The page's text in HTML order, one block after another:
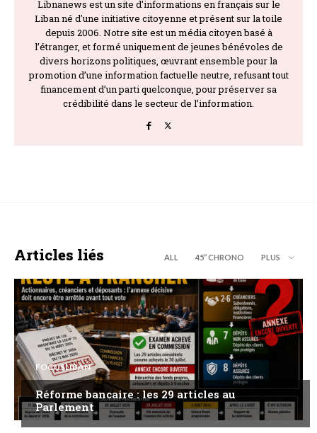
Libnanews est un site d'informations en français sur le
Liban né d'une initiative citoyenne et présent sur la toile
depuis 2006. Notre site est un média citoyen basé à
l’étranger, et formé uniquement de jeunes bénévoles de
divers horizons politiques, œuvrant ensemble pour la
promotion d’une information factuelle neutre, refusant tout
financement d’un parti quelconque, pour préserver sa
crédibilité dans le secteur de l’information.
Articles liés ALL 45’’ CHRONO PLUS
FOCUSLIBAN
Réforme bancaire : les 29 articles au
Parlement